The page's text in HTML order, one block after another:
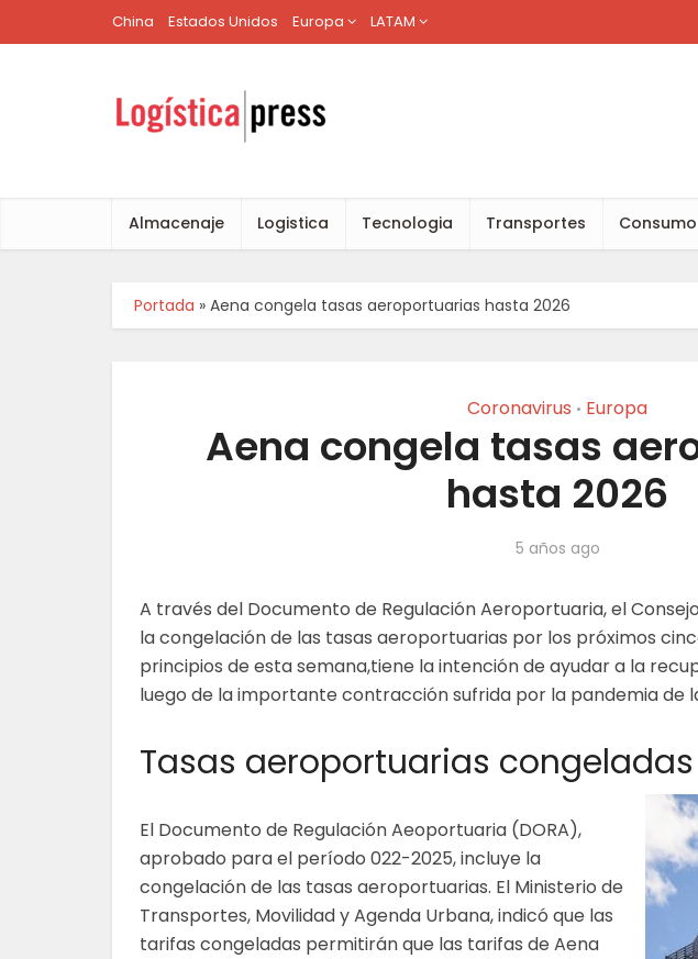
China Estados Unidos Europa LATAM
Almacenaje Logistica Tecnologia Transportes Consumo
Portada » Aena congela tasas aeroportuarias hasta 2026
Coronavirus • Europa
Aena congela tasas
hasta 2026
5 años ago
A través del Documento de Regulación Aeroportuaria, el
la congelación de las tasas aeroportuarias por los próximos
principios de esta semana,tiene la intención de ayudar a la
luego de la importante contracción sufrida por la pandemia de
Tasas aeroportuarias congeladas
El Documento de Regulación Aeoportuaria (DORA),
aprobado para el período 022-2025, incluye la
congelación de las tasas aeroportuarias. El Ministerio de
Transportes, Movilidad y Agenda Urbana, indicó que las
tarifas congeladas permitirán que las tarifas de Aena